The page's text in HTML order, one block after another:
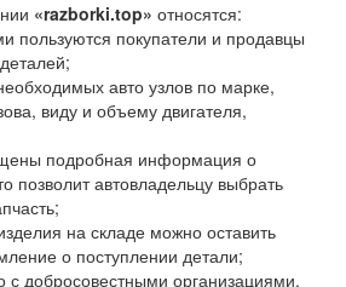
«razborki.top» относятся:
пользуются покупатели и продавцы
авто узлов по марке,
виду и объему двигателя,
подробная информация о
позволит автовладельцу выбрать
на складе можно оставить
о поступлении детали;
с добросовестными организациями,